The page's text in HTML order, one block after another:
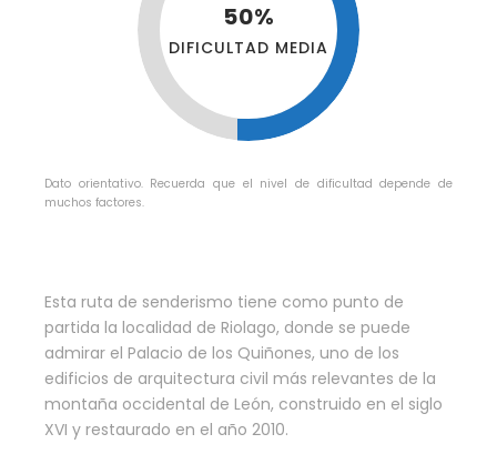
50%
DIFICULTAD MEDIA
Dato orientativo. Recuerda que el nivel de dificultad depende de
muchos factores.
Esta ruta de senderismo tiene como punto de
partida la localidad de Riolago, donde se puede
admirar el Palacio de los Quiñones, uno de los
edificios de arquitectura civil más relevantes de la
montaña occidental de León, construido en el siglo
XVI y restaurado en el año 2010.